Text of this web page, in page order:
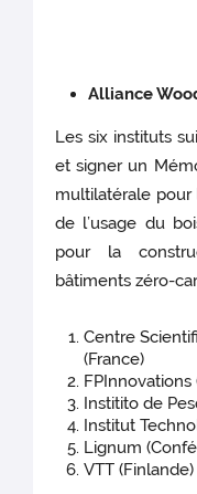
Alliance
Les six instituts
et signer un
multilatérale
de l’usage du
pour la
bâtiments zéro-
Centre
(France)
FPInnovations
Institito de
Institut
Lignum
VTT (Finlande)